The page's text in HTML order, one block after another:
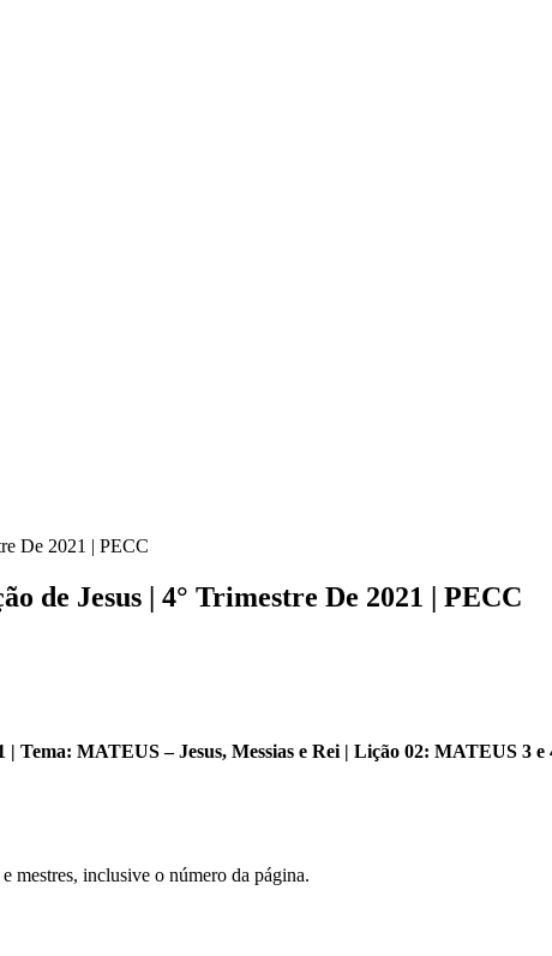
De 2021 | PECC
de Jesus | 4° Trimestre De 2021 | PECC
| Tema: MATEUS – Jesus, Messias e Rei | Lição 02: MATEUS 3 e
mestres, inclusive o número da página.